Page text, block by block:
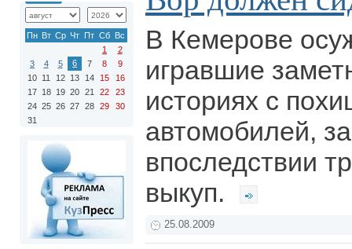
Пн Вт Ср Чт Пт Сб Вс
1
2
3
4 5 6 7 8
9
10 11 12 13 14 15
16
17 18 19 20 21 22
23
24 25 26 27 28 29
30
31
В Кемерове
игравшие
историях с
автомобилей,
впоследствии
выкуп.
25.08.2009